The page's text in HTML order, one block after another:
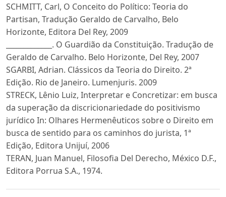
SCHMITT, Carl, O Conceito do Político: Teoria do
Partisan, Tradução Geraldo de Carvalho, Belo
Horizonte, Editora Del Rey, 2009
_____________. O Guardião da Constituição. Tradução de
Geraldo de Carvalho. Belo Horizonte, Del Rey, 2007
SGARBI, Adrian. Clássicos da Teoria do Direito. 2ª
Edição. Rio de Janeiro. Lumenjuris. 2009
STRECK, Lênio Luiz, Interpretar e Concretizar: em busca
da superação da discricionariedade do positivismo
jurídico In: Olhares Hermenêuticos sobre o Direito em
busca de sentido para os caminhos do jurista, 1ª
Edição, Editora Unijuí, 2006
TERAN, Juan Manuel, Filosofia Del Derecho, México D.F.,
Editora Porrua S.A., 1974.